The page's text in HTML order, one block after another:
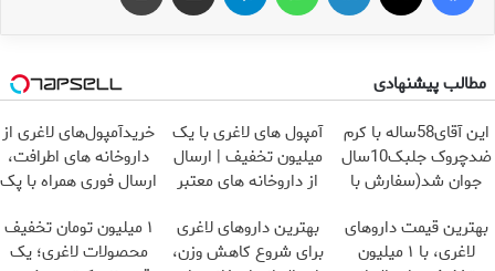
مطالب پیشنهادی
این آقای58ساله با کرم
ضدچروک جلبک10سال
جوان شد(سفارش با
آمپول های لاغری با یک
میلیون تخفیف | ارسال
از داروخانه های معتبر
خریدآمپول‌های لاغری از
داروخانه های اطرافت،
ارسال فوری همراه با پک
بهترین قیمت داروهای
لاغری، با ۱ میلیون
بهترین داروهای لاغری
برای شروع کاهش وزن،
۱ میلیون تومان تخفیف
محصولات لاغری؛ یک